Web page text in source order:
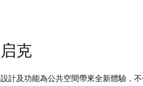
启克
設計及功能為公共空間帶來全新體驗，